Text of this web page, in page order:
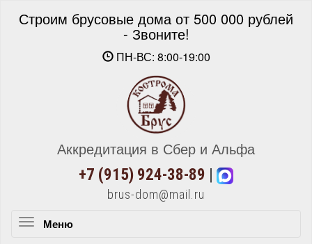
Строим брусовые дома от 500 000 рублей
- Звоните!
ПН-ВС: 8:00-19:00
Аккредитация в Сбер и Альфа
+7 (915) 924-38-89
brus-dom@mail.ru
Меню